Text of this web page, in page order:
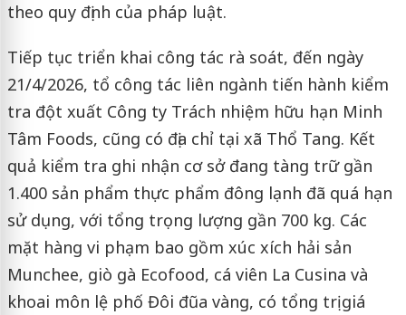
theo quy định của pháp luật.
Tiếp tục triển khai công tác rà soát, đến ngày
21/4/2026, tổ công tác liên ngành tiến hành kiểm
tra đột xuất Công ty Trách nhiệm hữu hạn Minh
Tâm Foods, cũng có địa chỉ tại xã Thổ Tang. Kết
quả kiểm tra ghi nhận cơ sở đang tàng trữ gần
1.400 sản phẩm thực phẩm đông lạnh đã quá hạn
sử dụng, với tổng trọng lượng gần 700 kg. Các
mặt hàng vi phạm bao gồm xúc xích hải sản
Munchee, giò gà Ecofood, cá viên La Cusina và
khoai môn lệ phố Đôi đũa vàng, có tổng trị giá